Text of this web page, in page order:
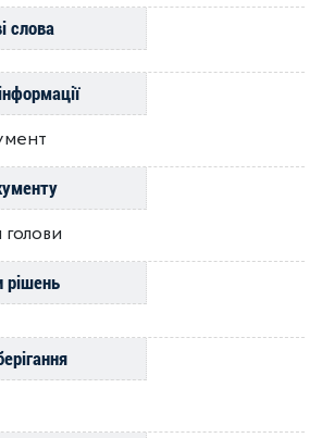
слова
рішень